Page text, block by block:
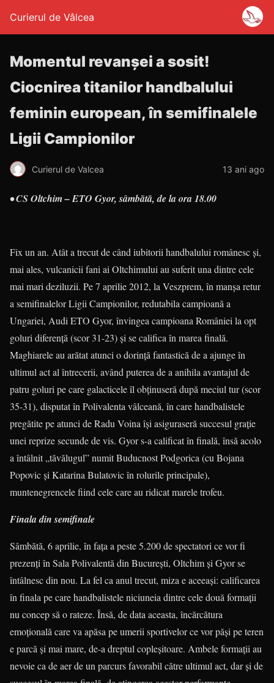
Curierul de Vâlcea
Momentul revanşei a sosit!
Ciocnirea titanilor handbalului
feminin european, în semifinalele
Ligii Campionilor
Curierul de Valcea 13 ani ago
• CS Oltchim – ETO Gyor, sâmbătă, de la ora 18.00
Fix un an. Atât a trecut de când iubitorii handbalului românesc şi,
mai ales, vulcanicii fani ai Oltchimului au suferit una dintre cele
mai mari deziluzii. Pe 7 aprilie 2012, la Veszprem, în manşa retur
a semifinalelor Ligii Campionilor, redutabila campioană a
Ungariei, Audi ETO Gyor, învingea campioana Româ­niei la opt
goluri diferenţă (scor 31-23) şi se califica în marea finală.
Maghiarele au arătat atunci o dorinţă fantastică de a ajunge în
ultimul act al întrecerii, având puterea de a anihila avantajul de
patru goluri pe care galacticele îl obţinuseră după meciul tur (scor
35-31), disputat în Polivalenta vâlceană, în care handba­listele
pregătite pe atunci de Radu Voina îşi asiguraseră succesul graţie
unei reprize secunde de vis. Gyor s-a calificat în finală, însă acolo
a întâlnit „tăvălugul” numit Buducnost Podgorica (cu Bojana
Popovic şi Katarina Bulatovic în rolurile principale),
muntenegrencele fiind cele care au ridicat marele trofeu.
Finala din semifinale
Sâmbătă, 6 aprilie, în faţa a peste 5.200 de spectatori ce vor fi
prezenţi în Sala Polivalentă din Bucureşti, Oltchim şi Gyor se
întâlnesc din nou. La fel ca anul tre­cut, miza e aceeaşi: calificarea
în fi­nala pe care handbalistele niciuneia dintre cele două formaţii
nu concep să o ra­teze. Însă, de data aceasta, încărcă­tura
emoţională care va apăsa pe umerii sportivelor ce vor păşi pe teren
e parcă şi mai mare, de-a dreptul copleşitoare. Am­bele formaţii au
nevoie ca de aer de un parcurs favorabil către ultimul act, dar şi de